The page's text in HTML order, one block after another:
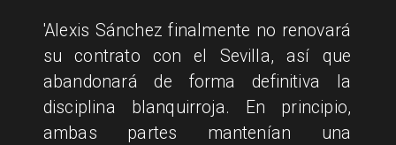
'Alexis Sánchez finalmente no renovará
su contrato con el Sevilla, así que
abandonará de forma definitiva la
disciplina blanquirroja. En principio,
ambas partes mantenían una